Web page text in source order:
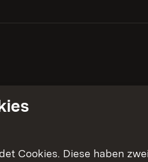
Cookies. Diese haben